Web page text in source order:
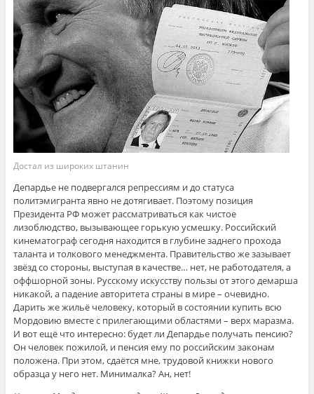
Достал из широких штанин
Депардье не подвергался репрессиям и до статуса
политэмигранта явно не дотягивает. Поэтому позиция
Президента РФ может рассматриваться как чистое
лизоблюдство, вызывающее горькую усмешку. Российский
кинематограф сегодня находится в глубине заднего прохода
таланта и толкового менеджмента. Правительство же зазывает
звёзд со стороны, выступая в качестве… нет, не работодателя, а
оффшорной зоны. Русскому искусству пользы от этого демарша
никакой, а падение авторитета страны в мире – очевидно.
Дарить же жильё человеку, который в состоянии купить всю
Мордовию вместе с прилегающими областями – верх маразма.
И вот ещё что интересно: будет ли Депардье получать пенсию?
Он человек пожилой, и пенсия ему по российским законам
положена. При этом, сдаётся мне, трудовой книжки нового
образца у него нет. Минималка? Ан, нет!